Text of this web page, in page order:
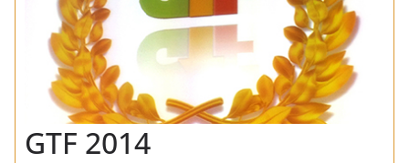
GTF 2014